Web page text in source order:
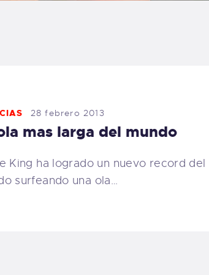
CARRITO
FAMILY
28 febrero 2013
mas larga del mundo
King ha logrado un nuevo record del
surfeando una ola…